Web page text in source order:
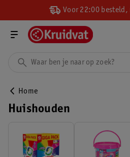
Voor 22:00 besteld,
Home
Huishouden